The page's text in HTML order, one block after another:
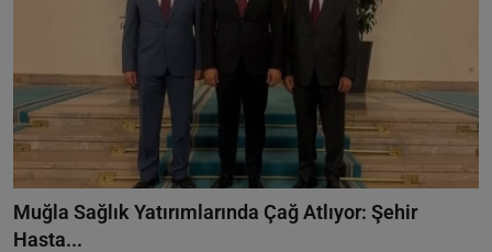
Muğla Sağlık Yatırımlarında Çağ Atlıyor: Şehir
Hasta...